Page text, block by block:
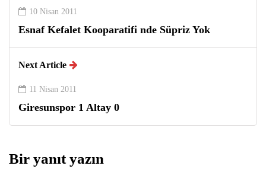
10 Nisan 2011
Esnaf Kefalet Kooparatifi nde Süpriz Yok
Next Article
11 Nisan 2011
Giresunspor 1 Altay 0
Bir yanıt yazın